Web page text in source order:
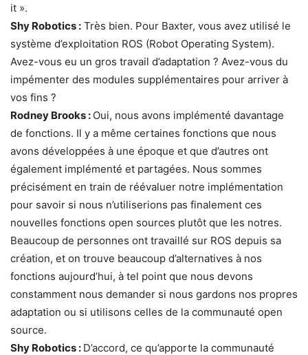
it ».
Shy Robotics : Très bien. Pour Baxter, vous avez utilisé le
système d’exploitation ROS (Robot Operating System).
Avez-vous eu un gros travail d’adaptation ? Avez-vous du
impémenter des modules supplémentaires pour arriver à
vos fins ?
Rodney Brooks : Oui, nous avons implémenté davantage
de fonctions. Il y a même certaines fonctions que nous
avons développées à une époque et que d’autres ont
également implémenté et partagées. Nous sommes
précisément en train de réévaluer notre implémentation
pour savoir si nous n’utiliserions pas finalement ces
nouvelles fonctions open sources plutôt que les notres.
Beaucoup de personnes ont travaillé sur ROS depuis sa
création, et on trouve beaucoup d’alternatives à nos
fonctions aujourd’hui, à tel point que nous devons
constamment nous demander si nous gardons nos propres
adaptation ou si utilisons celles de la communauté open
source.
Shy Robotics : D’accord, ce qu’apporte la communauté